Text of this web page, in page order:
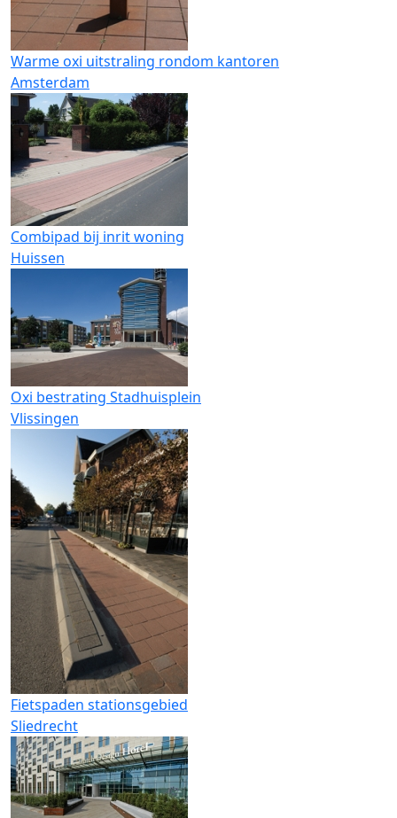
Warme oxi uitstraling rondom kantoren
Amsterdam
Combipad bij inrit woning
Huissen
Oxi bestrating Stadhuisplein
Vlissingen
Fietspaden stationsgebied
Sliedrecht